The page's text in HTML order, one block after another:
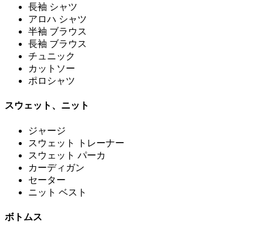
長袖 シャツ
アロハ シャツ
半袖 ブラウス
長袖 ブラウス
チュニック
カットソー
ポロシャツ
スウェット、ニット
ジャージ
スウェット トレーナー
スウェット パーカ
カーディガン
セーター
ニット ベスト
ボトムス